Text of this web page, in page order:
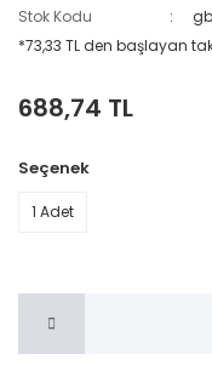
Stok Kodu
*73,33 TL den başlayan
688,74 TL
Seçenek
1 Adet